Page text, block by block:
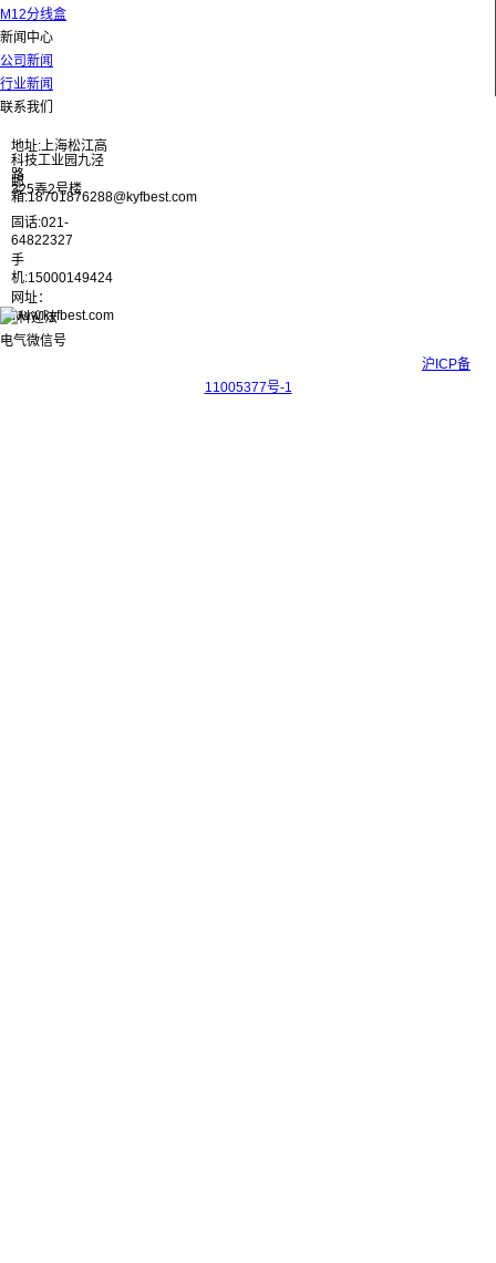
M12分线盒
新闻中心
公司新闻
行业新闻
联系我们
地址:上海松江高
科技工业园九泾
路
325弄2号楼
邮
箱:18701876288@kyfbest.com
固话:021-
64822327
手
机:15000149424
网址：
www.kyfbest.com
沪ICP备
11005377号-1